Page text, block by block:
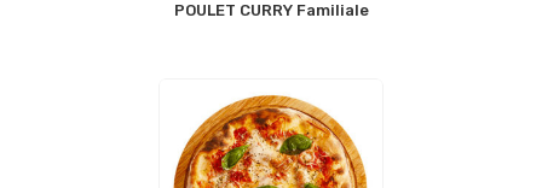
POULET CURRY Familiale